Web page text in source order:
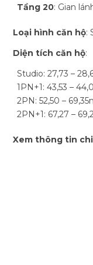
Tầng 20: Gian
Loại hình căn hộ:
Diện tích căn hộ:
Studio: 27,73 –
1PN+1: 43,53 –
2PN: 52,50 –
2PN+1: 67,27 –
Xem thông tin